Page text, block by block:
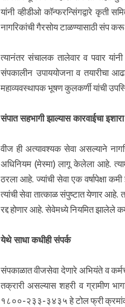
यांनी व्हीडीओ कॉन्फरन्सिंगद्वारे कृती
नागरिकांची गैरसोय टाळण्यासाठी संप
त्यानंतर संचालक तालेवार व पवार
संपकालीन उपाययोजना व तयारीचा
महाव्यवस्थापक भूषण कुलकर्णी यांची
संपात सहभागी झाल्यास कारवाईचा इशारा
वीज ही अत्यावश्यक सेवा असल्याने
अधिनियम (मेस्मा) लागू केलेला आहे.
ठरला आहे. ज्यांची सेवा एक वर्षापेक्षा
त्यांची सेवा तात्काळ संपुष्टात येणार आहे.
रद्द होणार आहे. सेवेमध्ये नियमित झालेले
येथे साधा कधीही संपर्क
संपकाळात वीजसेवा देणारे अभियंते व
तक्रारी असल्यास शहरी व ग्रामीण
१८००-२३३-३४३५ हे टोल फ्री